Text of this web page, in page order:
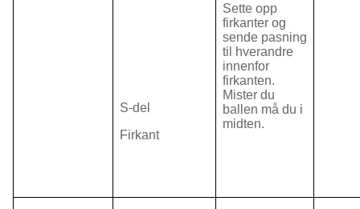
S-del
Firkant
Sette opp
firkanter og
sende pasning
til hverandre
innenfor
firkanten.
Mister du
ballen må du i
midten.